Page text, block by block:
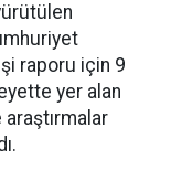
raporu için 9
yer alan